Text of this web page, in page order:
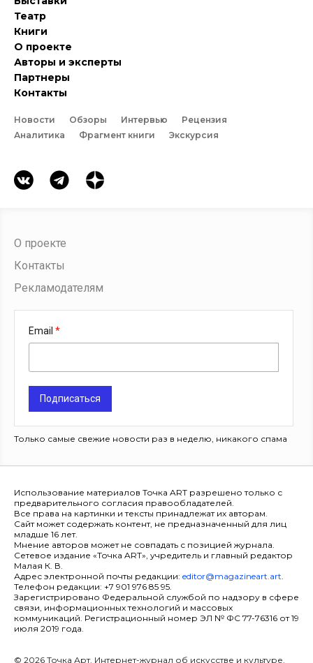
Театр
Книги
О проекте
Авторы и эксперты
Партнеры
Контакты
Новости Обзоры Интервью
Рецензия
Аналитика
Фрагмент книги Экскурсия
О проекте
Контакты
Рекламодателям
Email
Подписаться
Только самые свежие новости раз в неделю, никакого спама
Использование материалов Точка ART разрешено только с
предварительного согласия правообладателей.
Все права на картинки и тексты принадлежат их авторам.
Сайт может содержать контент, не предназначенный для лиц
младше 16 лет.
Мнение авторов может не совпадать с позицией журнала.
Сетевое издание «Точка ART», учредитель и главный редактор
Малая К. В.
Адрес электронной почты редакции: editor@magazineart.art.
Телефон редакции: +7 901 976 85 95.
Зарегистрировано Федеральной службой по надзору в сфере
связи, информационных технологий и массовых
коммуникаций. Регистрационный номер ЭЛ № ФС 77-76316 от 19
июля 2019 года.
© 2026 Точка Арт. Интернет-журнал об искусстве и культуре.